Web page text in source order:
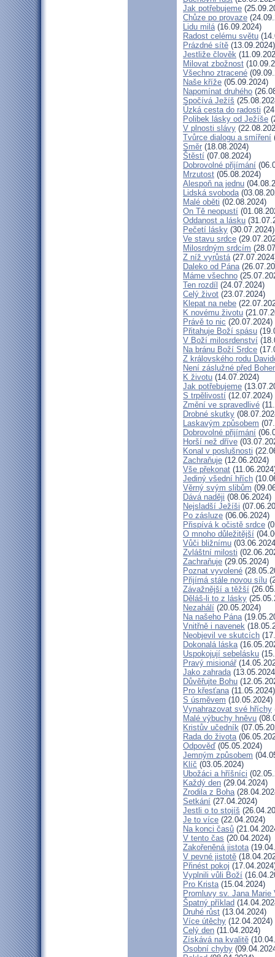
Jak potřebujeme
Chůze po provaze
Lidu milá(16.09.2024)
Radost celému světu
Prázdné sítě (13.09.2024)
Jestliže člověk
Milovat zbožnost
Všechno ztracené
Naše kříže (05.09.2024)
Napomínat druhého
Spočívá Ježíš
Úzká cesta do radosti
Polibek lásky od Ježíše
V plnosti slávy
Tvůrce dialogu a smíření
Směr (18.08.2024)
Štěstí (07.08.2024)
Dobrovolné přijímání
Mrzutost (05.08.2024)
Alespoň na jednu
Lidská svoboda
Malé oběti (02.08.2024)
On Tě neopustí
Oddanost a lásku
Pečetí lásky (30.07.2024)
Ve stavu srdce
Milosrdným srdcím
Z níž vyrůstá
Daleko od Pána
Máme všechno
Ten rozdíl (24.07.2024)
Celý život (23.07.2024)
Klepat na nebe
K novému životu
Právě to nic (20.07.2024)
Přitahuje Boží spásu
V Boží milosrdenství
Na bránu Boží Srdce
Z královského rodu
Není záslužné před
K životu (14.07.2024)
Jak potřebujeme
S trpělivostí (12.07.2024)
Změní ve spravedlivé
Drobné skutky
Laskavým způsobem
Dobrovolné přijímání
Horší než dříve
Konal v poslušnosti
Zachraňuje (12.06.2024)
Vše překonat
Jediný všední hřích
Věrný svým slibům
Dává naději (08.06.2024)
Nejsladší Ježíši
Po zásluze (06.06.2024)
Přispívá k očistě srdce
O mnoho důležitější
Vůči bližnímu
Zvláštní milosti
Zachraňuje (29.05.2024)
Poznat vyvolené
Přijímá stále novou sílu
Závažnější a těžší
Děláš-li to z lásky
Nezahálí (20.05.2024)
Na našeho Pána
Vnitřně i navenek
Neobjevil ve skutcích
Dokonalá láska
Uspokojují sebelásku
Pravý misionář
Jako zahrada
Důvěřujte Bohu
Pro křesťana(11.05.2024)
S úsměvem (10.05.2024)
Vynahrazovat své hříchy
Malé výbuchy hněvu
Kristův učedník
Rada do života
Odpověď (05.05.2024)
Jemným způsobem
Klíč (03.05.2024)
Ubožáci a hříšníci
Každý den (29.04.2024)
Zrodila z Boha
Setkání (27.04.2024)
Jestli o to stojíš
Je to více (22.04.2024)
Na konci časů
V tento čas (20.04.2024)
Zakořeněná jistota
V pevné jistotě
Přinést pokoj
Vyplnili vůli Boží
Pro Krista(15.04.2024)
Promluvy sv. Jana Marie
Špatný příklad
Druhé růst (13.04.2024)
Více útěchy (12.04.2024)
Celý den (11.04.2024)
Získává na kvalitě
Osobní chyby